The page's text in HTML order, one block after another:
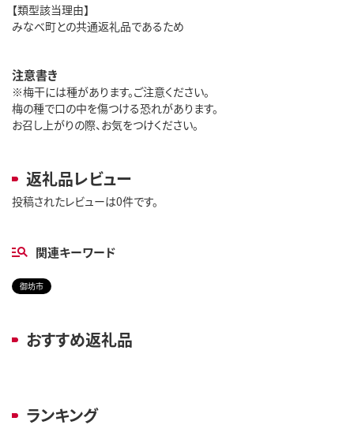
【類型該当理由】
みなべ町との共通返礼品であるため
注意書き
※梅干には種があります。ご注意ください。
梅の種で口の中を傷つける恐れがあります。
お召し上がりの際、お気をつけください。
返礼品レビュー
投稿されたレビューは0件です。
関連キーワード
御坊市
おすすめ返礼品
ランキング